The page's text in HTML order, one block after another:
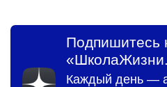
Подпишитесь
Каждый день —